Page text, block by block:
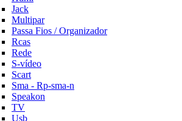
Jack
Multipar
Passa Fios / Organizador
Rcas
Rede
S-vídeo
Scart
Sma - Rp-sma-n
Speakon
TV
Usb